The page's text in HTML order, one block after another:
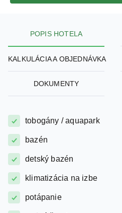
POPIS HOTELA
KALKULÁCIA A OBJEDNÁVKA
tobogány / aquapark
bazén
detský bazén
klimatizácia na izbe